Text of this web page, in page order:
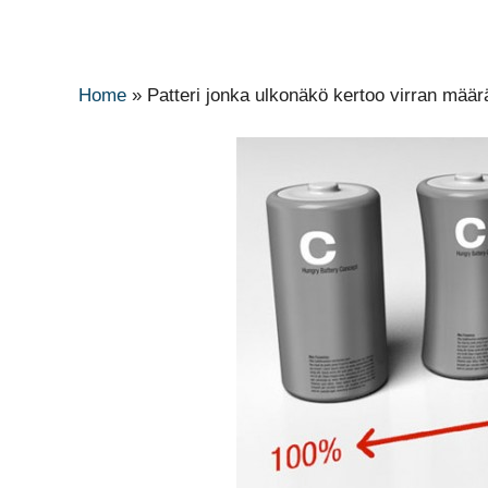
Home » Patteri jonka ulkonäkö kertoo virran